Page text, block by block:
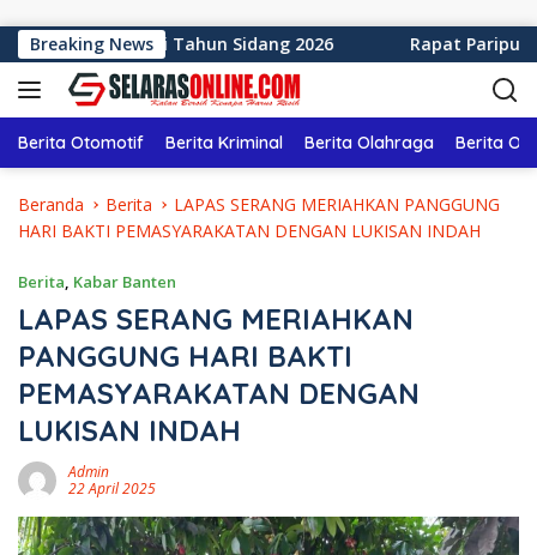
Breaking News
Sukabumi Tahun Sidang 2026 Rapat Paripurna ke-
Berita Otomotif Berita Kriminal Berita Olahraga Berita
Beranda Berita
LAPAS SERANG MERIAHKAN PANGGUNG
HARI BAKTI PEMASYARAKATAN DENGAN LUKISAN INDAH
Berita, Kabar Banten
LAPAS SERANG MERIAHKAN
PANGGUNG HARI BAKTI
PEMASYARAKATAN DENGAN
LUKISAN INDAH
Admin
22 April 2025